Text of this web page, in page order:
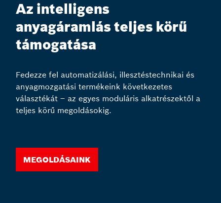
Az intelligens
anyagáramlás teljes körű
támogatása
Fedezze fel automatizálási, illesztéstechnikai és
anyagmozgatási termékeink következetes
választékát – az egyes moduláris alkatrészektől a
teljes körű megoldásokig.
Megoldásaink